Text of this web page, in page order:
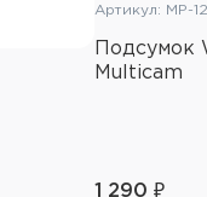
Артикул: MP-
Подсумок
Multicam
1 290 ₽